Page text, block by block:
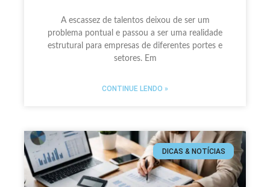
A escassez de talentos deixou de ser um
problema pontual e passou a ser uma realidade
estrutural para empresas de diferentes portes e
setores. Em
CONTINUE LENDO »
DICAS & NOTÍCIAS